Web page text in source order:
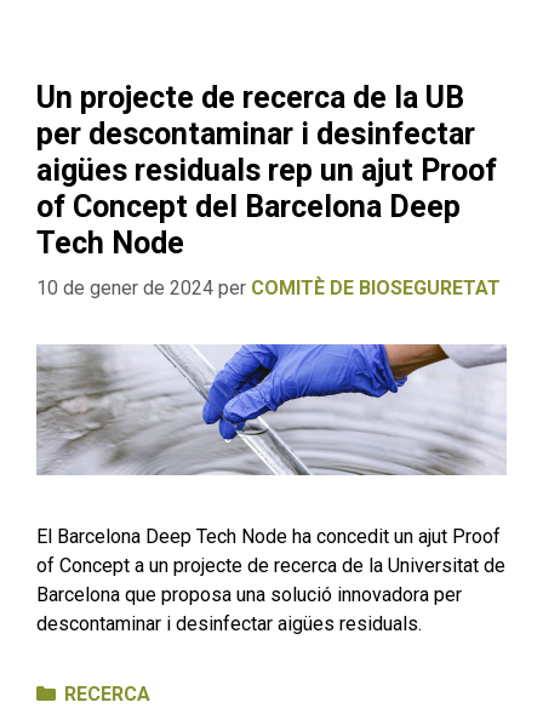
Un projecte de recerca de la UB
per descontaminar i desinfectar
aigües residuals rep un ajut Proof
of Concept del Barcelona Deep
Tech Node
10 de gener de 2024 per COMITÈ DE BIOSEGURETAT
El Barcelona Deep Tech Node ha concedit un ajut Proof
of Concept a un projecte de recerca de la Universitat de
Barcelona que proposa una solució innovadora per
descontaminar i desinfectar aigües residuals.
Categories
RECERCA